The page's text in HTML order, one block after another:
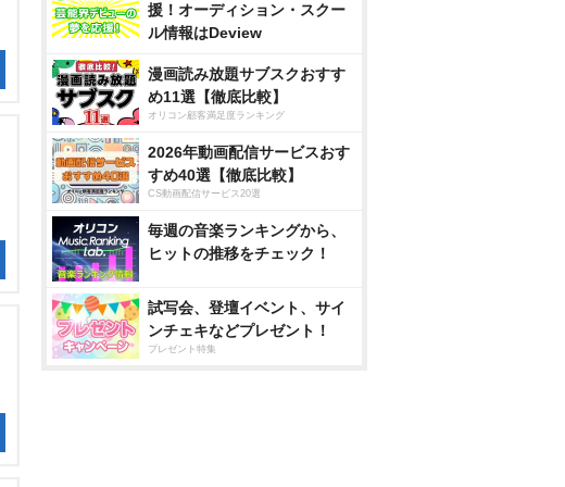
援！オーディション・スクー
ル情報はDeview
漫画読み放題サブスクおすす
め11選【徹底比較】
オリコン顧客満足度ランキング
2026年動画配信サービスおす
すめ40選【徹底比較】
CS動画配信サービス20選
毎週の音楽ランキングから、
ヒットの推移をチェック！
試写会、登壇イベント、サイ
ンチェキなどプレゼント！
プレゼント特集